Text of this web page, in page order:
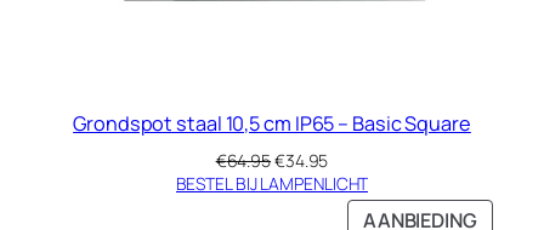
Grondspot staal 10,5 cm IP65 – Basic Square
€64.95Oorspronkelijke
prijs
€34.95Huidige
prijs
BESTEL BIJ LAMPENLICHT
AANBIEDING